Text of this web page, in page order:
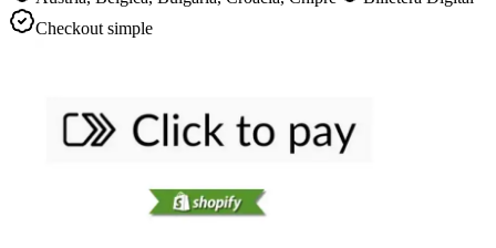
Checkout simple